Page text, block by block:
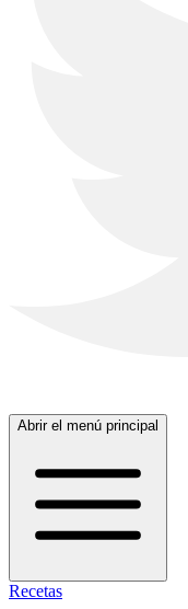
Abrir el menú principal
Recetas